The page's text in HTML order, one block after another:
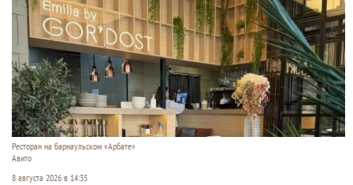
Ресторан на барнаульском «Арбате»
Авито
8 августа 2026 в 14:35